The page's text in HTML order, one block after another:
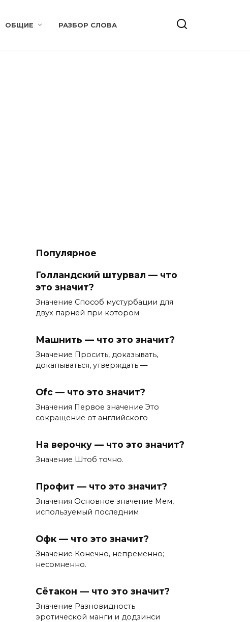
ОБЩИЕ РАЗБОР СЛОВА
Популярное
Голландский штурвал — что
это значит?
Значение Способ мустурбации для
двух парней при котором
Машнить — что это значит?
Значение Просить, доказывать,
докапываться, утверждать —
Ofc — что это значит?
Значения Первое значение Это
сокращение от английского
На верочку — что это значит?
Значение Штоб точно.
Профит — что это значит?
Значения Основное значение Мем,
используемый последним
Офк — что это значит?
Значение Конечно, непременно;
несомненно.
Сётакон — что это значит?
Значение Разновидность
эротической манги и додзинси